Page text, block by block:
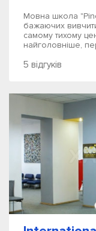
Мовна школа
бажаючих
самому тихому
найголовніше,
5 відгуків